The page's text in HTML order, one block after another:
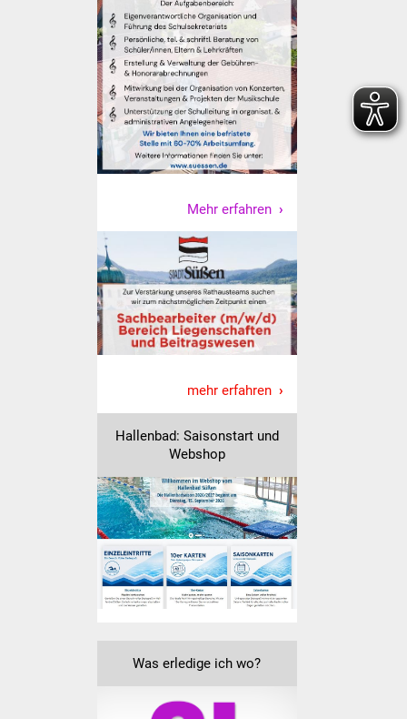
Wirtschaft
Haushalt & Infos
Wirtschaftsförderung
Gewerbeimmobilien
IKG Auen
Ausschreibungen
Öffentliche
Ausschreibung
Ausschreibung
Beschränkte
Ausschreibung
Freihändige Vergabe
Gewerbeverzeichnis
Gewerbe - Selbsteintrag
Mehr erfahren
mehr erfahren
Hallenbad: Saisonstart und
Webshop
Was erledige ich wo?